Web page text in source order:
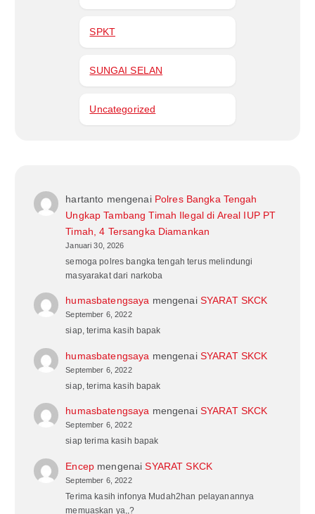
SPKT
SUNGAI SELAN
Uncategorized
hartanto mengenai Polres Bangka Tengah
Ungkap Tambang Timah Ilegal di Areal IUP PT
Timah, 4 Tersangka Diamankan
Januari 30, 2026
semoga polres bangka tengah terus melindungi
masyarakat dari narkoba
humasbatengsaya mengenai SYARAT SKCK
September 6, 2022
siap, terima kasih bapak
humasbatengsaya mengenai SYARAT SKCK
September 6, 2022
siap, terima kasih bapak
humasbatengsaya mengenai SYARAT SKCK
September 6, 2022
siap terima kasih bapak
EncepmengenaiSYARAT SKCK
September 6, 2022
Terima kasih infonya Mudah2han pelayanannya
memuaskan ya,,?